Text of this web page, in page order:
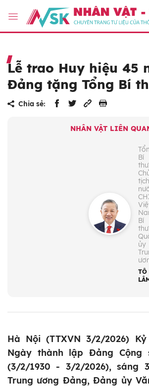
Lễ trao Huy hiệu 45
Đảng tặng Tổng Bí
Chia sẻ:
NHÂN VẬT LIÊN
Bí
tịch
Bí
thư
ủy
TÔ
Hà Nội (TTXVN 3/2/2026)
Ngày thành lập Đảng Cộng
(3/2/1930 - 3/2/2026), sáng
Trung ương Đảng, Đảng ủy